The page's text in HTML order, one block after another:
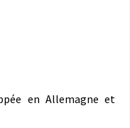
en Allemagne et